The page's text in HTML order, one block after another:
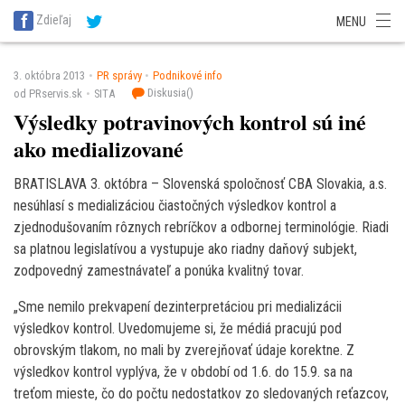
SITA Energetika
SITA Potravinárstvo
Zdieľaj MENU
3. októbra 2013 PR správy
Podnikové info
od PRservis.sk
SITA Diskusia()
Výsledky potravinových kontrol sú iné
ako medializované
BRATISLAVA 3. októbra – Slovenská spoločnosť CBA Slovakia, a.s.
nesúhlasí s medializáciou čiastočných výsledkov kontrol a
zjednodušovaním rôznych rebríčkov a odbornej terminológie. Riadi
sa platnou legislatívou a vystupuje ako riadny daňový subjekt,
zodpovedný zamestnávateľ a ponúka kvalitný tovar.
„Sme nemilo prekvapení dezinterpretáciou pri medializácii
výsledkov kontrol. Uvedomujeme si, že médiá pracujú pod
obrovským tlakom, no mali by zverejňovať údaje korektne. Z
výsledkov kontrol vyplýva, že v období od 1.6. do 15.9. sa na
treťom mieste, čo do počtu nedostatkov zo sledovaných reťazcov,